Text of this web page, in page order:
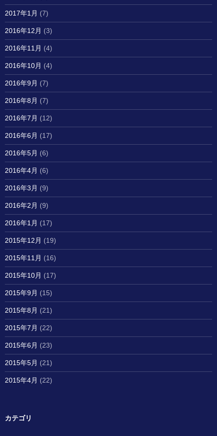
2017年1月 (7)
2016年12月 (3)
2016年11月 (4)
2016年10月 (4)
2016年9月 (7)
2016年8月 (7)
2016年7月 (12)
2016年6月 (17)
2016年5月 (6)
2016年4月 (6)
2016年3月 (9)
2016年2月 (9)
2016年1月 (17)
2015年12月 (19)
2015年11月 (16)
2015年10月 (17)
2015年9月 (15)
2015年8月 (21)
2015年7月 (22)
2015年6月 (23)
2015年5月 (21)
2015年4月 (22)
カテゴリ